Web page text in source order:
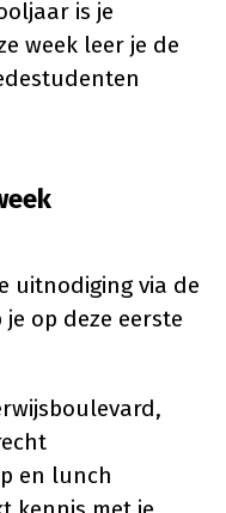
is je
week leer je de
uitnodiging via de
op deze eerste
en lunch